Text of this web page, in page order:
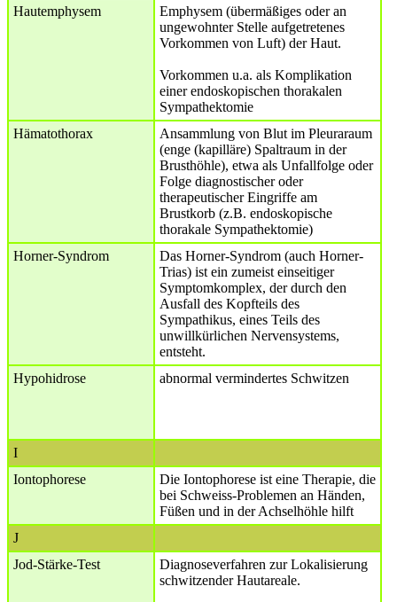
Hautemphysem
Emphysem (übermäßiges oder an
ungewohnter Stelle aufgetretenes
Vorkommen von Luft) der Haut.
Vorkommen u.a. als Komplikation
einer endoskopischen thorakalen
Sympathektomie
Hämatothorax
Ansammlung von Blut im Pleuraraum
(enge (kapilläre) Spaltraum in der
Brusthöhle), etwa als Unfallfolge oder
Folge diagnostischer oder
therapeutischer Eingriffe am
Brustkorb (z.B. endoskopische
thorakale Sympathektomie)
Horner-Syndrom
Das Horner-Syndrom (auch Horner-
Trias) ist ein zumeist einseitiger
Symptomkomplex, der durch den
Ausfall des Kopfteils des
Sympathikus, eines Teils des
unwillkürlichen Nervensystems,
entsteht.
Hypohidrose
abnormal vermindertes Schwitzen
I
Iontophorese
Die Iontophorese ist eine Therapie, die
bei Schweiss-Problemen an Händen,
Füßen und in der Achselhöhle hilft
J
Jod-Stärke-Test
Diagnoseverfahren zur Lokalisierung
schwitzender Hautareale.